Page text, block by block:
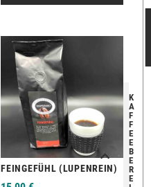
FEINGEFÜHL (LUPENREIN)
K
A
F
F
E
E
B
E
R
E